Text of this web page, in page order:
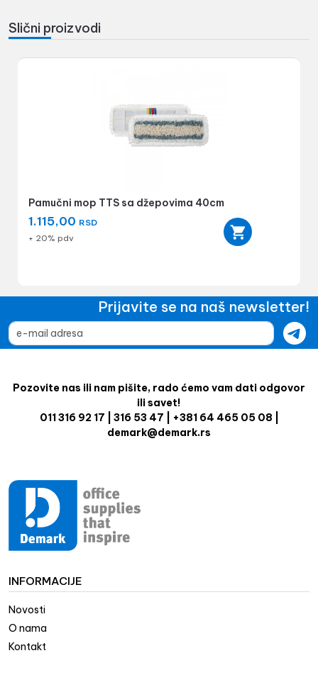
Slični proizvodi
Pamučni mop TTS sa džepovima 40cm
1.115,00 RSD
+ 20% pdv
Prijavite se na naš newsletter!
Pozovite nas ili nam pišite, rado ćemo vam dati odgovor
ili savet!
011 316 92 17 | 316 53 47 | +381 64 465 05 08 |
demark@demark.rs
INFORMACIJE
Novosti
O nama
Kontakt